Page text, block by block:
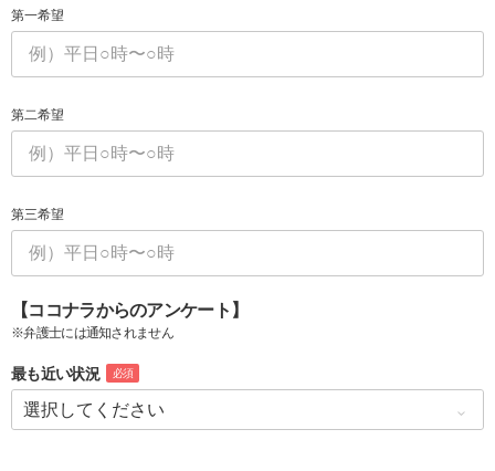
第一希望
第二希望
第三希望
【ココナラからのアンケート】
※弁護士には通知されません
最も近い状況 必須